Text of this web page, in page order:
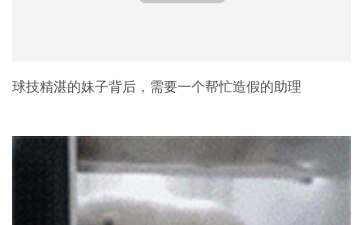
球技精湛的妹子背后，需要一个帮忙造假的助理